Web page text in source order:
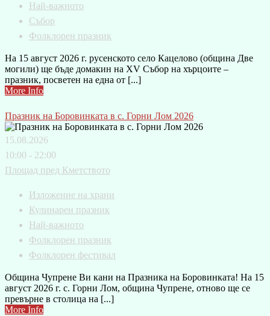
Най-важното
Събор
Фолклорен празник
На 15 август 2026 г. русенското село Кацелово (община Две
могили) ще бъде домакин на XV Събор на хърцоите –
празник, посветен на една от [...]
More Info
Празник на Боровинката в с. Горни Лом 2026
15.08.2026
10:00 - 22:00
Площад пред Кметството
Изложение на храни
Кулинарен празник
Най-важното
Фолклорен празник
Фолклорен фестивал
Община Чупрене Ви кани на Празника на Боровинката! На 15
август 2026 г. с. Горни Лом, община Чупрене, отново ще се
превърне в столица на [...]
More Info